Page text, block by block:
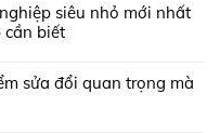
siêu nhỏ mới nhất
cần biết
sửa đổi quan trọng mà